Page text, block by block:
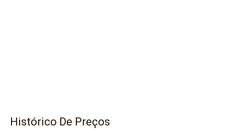
Histórico De Preços